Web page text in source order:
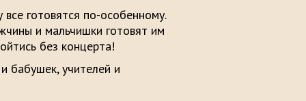
готовятся по-особенному.
и мальчишки готовят им
без концерта!
бабушек, учителей и